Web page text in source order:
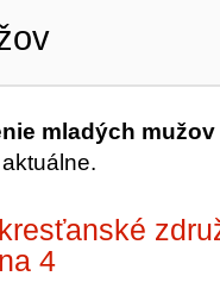
mladých
kresťanské
na 4